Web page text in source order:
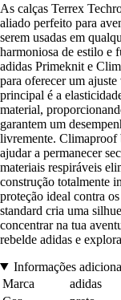
As calças Terrex
aliado perfeito para
serem usadas em
harmoniosa de estilo e
adidas Primeknit e
para oferecer um
principal é a
material,
garantem um
livremente. Climaproof
ajudar a permanecer
materiais respiráveis
construção totalmente
proteção ideal contra
standard cria uma
concentrar na tua
rebelde adidas e
Informações
Marca
adidas